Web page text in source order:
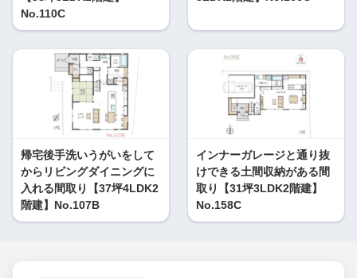
No.110C
帰宅後手洗いうがいをして
からリビングダイニングに
入れる間取り【37坪4LDK2
階建】No.107B
インナーガレージと通り抜
けできる土間収納がある間
取り【31坪3LDK2階建】
No.158C